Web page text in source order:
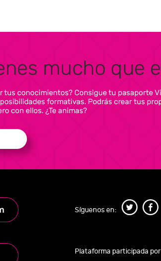
Síguenos en:
Plataforma participada por